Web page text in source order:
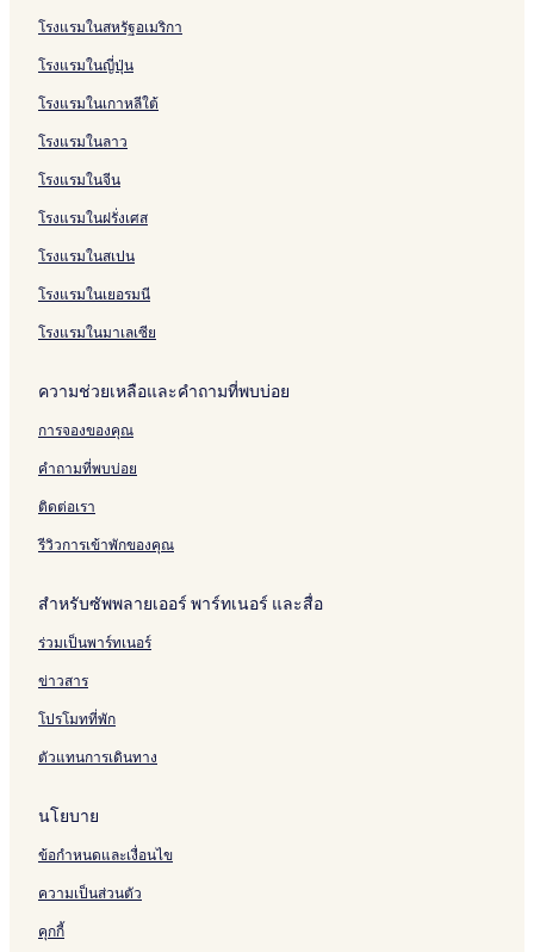
i
a
t
i
o
R
s
o
r
t
u
e
lr
K
o
h
K
o
h
a
o
e
o
t
l
t
T
a
k
a
a
h
o
L
a
k
k
e
a
s
c
p
e
s
R
e
s
r
&
S
p
a
a
R
e
s
o
t
i
l
a
g
e
h
o
L
a
k
y
a
t
a
t
h
a
t
t
i
o
n
o
e
l
l
S
h
o
r
K
a
o
L
a
k
b
a
a
t
h
a
i
o
h
a
o
l
k
i
i
e
n
K
a
L
a
k
R
e
s
t
S
p
a
h
o
l
a
k
o
e
l
K
h
o
a
k
I
s
a
r
a
a
h
w
n
K
h
o
a
k
R
e
s
o
a
o
l
a
y
K
a
o
L
a
k
K
a
p
a
R
s
r
t
บ
u
t
r
i
g
r
K
h
a
o
L
B
a
c
h
R
s
t
โรงแรมในสหรัฐอเมริกา
โรงแรมในญี่ปุ่น
โรงแรมในเกาหลีใต้
โรงแรมในลาว
โรงแรมในจีน
โรงแรมในฝรั่งเศส
โรงแรมในสเปน
โรงแรมในเยอรมนี
โรงแรมในมาเลเซีย
ความช่วยเหลือและคำถามที่พบบ่อย
การจองของคุณ
คำถามที่พบบ่อย
ติดต่อเรา
รีวิวการเข้าพักของคุณ
สำหรับซัพพลายเออร์ พาร์ทเนอร์ และสื่อ
ร่วมเป็นพาร์ทเนอร์
ข่าวสาร
โปรโมทที่พัก
ตัวแทนการเดินทาง
นโยบาย
ข้อกำหนดและเงื่อนไข
ความเป็นส่วนตัว
คุกกี้